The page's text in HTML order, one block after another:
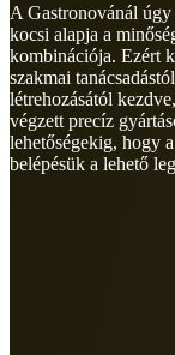
A Gastronovánál
kocsi alapja a
kombinációja. Ezért
szakmai
létrehozásától
végzett precíz
lehetőségekig, hogy
belépésük a lehető